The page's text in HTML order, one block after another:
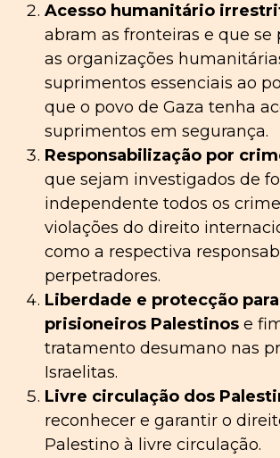
Acesso humanitário
abram as fronteiras e que
as organizações
suprimentos essenciais ao
que o povo de Gaza tenha
suprimentos em segurança.
Responsabilização por
que sejam investigados de
independente todos os
violações do direito
como a respectiva
perpetradores.
Liberdade e protecção
prisioneiros Palestinos e
tratamento desumano nas
Israelitas.
Livre circulação dos
reconhecer e garantir o
Palestino à livre circulação.